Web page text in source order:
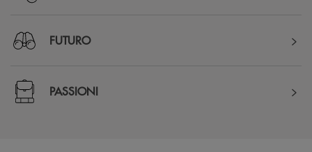
FUTURO
PASSIONI